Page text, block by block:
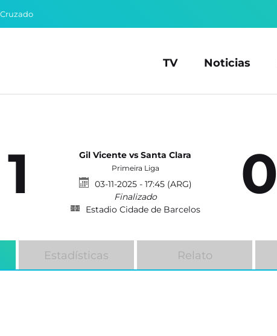
TV Noticias
1 0
Gil Vicente vs Santa Clara
Primeira Liga
03-11-2025 - 17:45 (ARG)
Finalizado
Estadio Cidade de Barcelos
Estadísticas Relato